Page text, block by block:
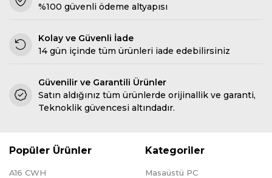
%100 güvenli ödeme altyapısı
Kolay ve Güvenli İade
14 gün içinde tüm ürünleri iade edebilirsiniz
Güvenilir ve Garantili Ürünler
Satın aldığınız tüm ürünlerde orijinallik ve garanti,
Teknoklik güvencesi altındadır.
Popüler Ürünler
A16 CWH
Kategoriler
Masaüstü PC